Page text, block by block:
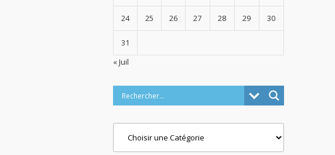
24 25 26 27 28 29 30
31
« Juil